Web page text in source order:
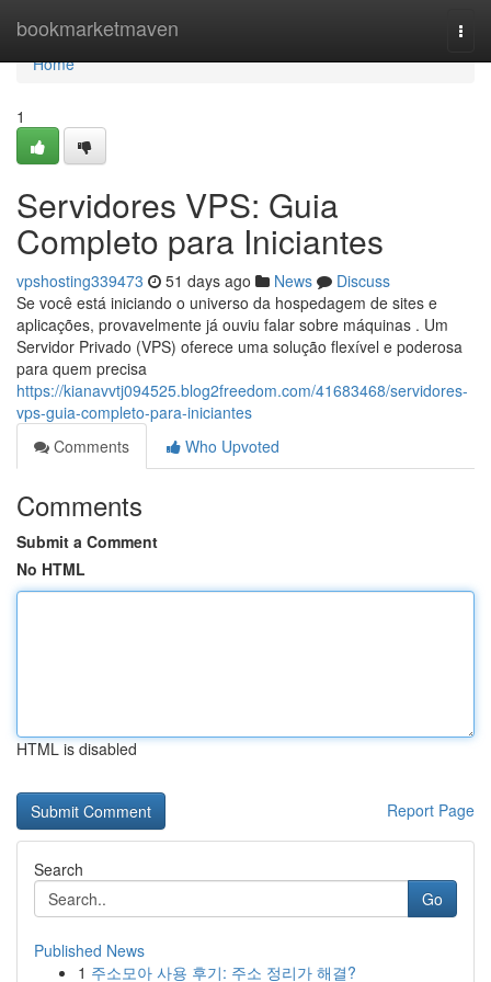
bookmarketmaven
Home
Home
1
Servidores VPS: Guia
Completo para Iniciantes
vpshosting339473 51 days ago News
Discuss
Se você está iniciando o universo da hospedagem de sites e
aplicações, provavelmente já ouviu falar sobre máquinas . Um
Servidor Privado (VPS) oferece uma solução flexível e poderosa
para quem precisa
https://kianavvtj094525.blog2freedom.com/41683468/servidores-
vps-guia-completo-para-iniciantes
Comments
Who Upvoted
Comments
Submit a Comment
No HTML
HTML is disabled
Report Page
Search
Go
Published News
1 주소모아 사용 후기: 주소 정리가 해결?